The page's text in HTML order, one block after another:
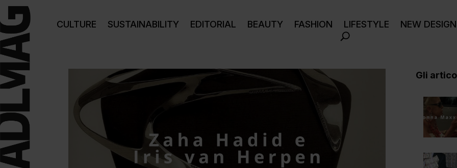
CULTURE SUSTAINABILITY EDITORIAL BEAUTY FASHION LIFESTYLE NEW
Gli